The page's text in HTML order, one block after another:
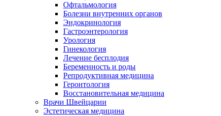
Офтальмология
Болезни внутренних органов
Эндокринология
Гастроэнтерология
Урология
Гинекология
Лечение бесплодия
Беременность и роды
Репродуктивная медицина
Геронтология
Восстановительная медицина
Врачи Швейцарии
Эстетическая медицина